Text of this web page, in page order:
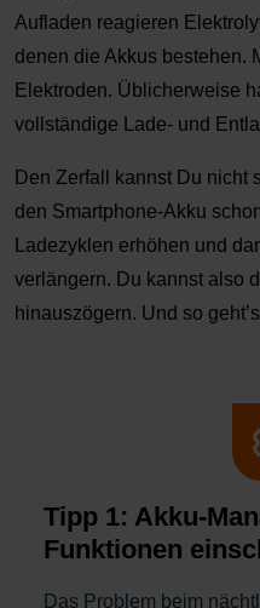
Aufladen reagieren
denen die Akkus bestehen.
Elektroden. Üblicherweise
vollständige Lade- und
Den Zerfall kannst Du nicht
den Smartphone-Akku
Ladezyklen erhöhen und
verlängern. Du kannst also
hinauszögern. Und so
Tipp 1: Akku-
Funktionen
Das Problem beim